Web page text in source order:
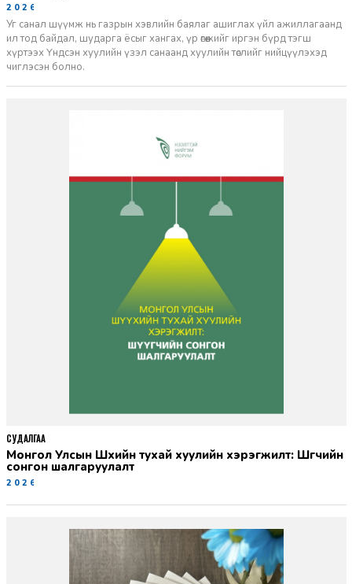
2026-06-29
Уг санал шүүмж нь газрын хэвлийн баялаг ашиглах үйл ажиллагаанд
ил тод байдал, шударга ёсыг хангах, үр өгөөжийг иргэн бүрд тэгш
хүртээх Үндсэн хуулийн үзэл санаанд хуулийн төслийг нийцүүлэхэд
чиглэсэн болно.
Монгол Улсын Шүүхийн тухай хуулийн хэрэгжилт: Шүүгчийн
сонгон шалгаруулалт
2026-06-19
СУДАЛГАА